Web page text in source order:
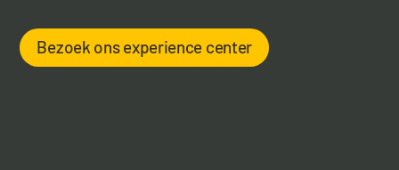
Bezoek ons experience center